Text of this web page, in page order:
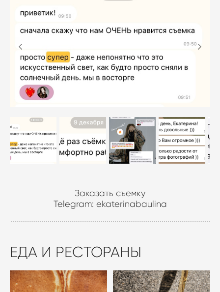
Заказать съемку
Telegram: ekaterinabaulina
ЕДА И РЕСТОРАНЫ